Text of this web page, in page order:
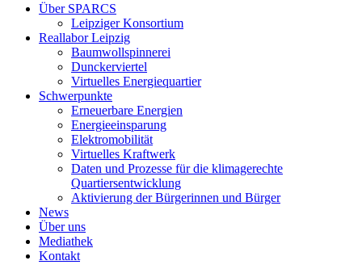
Über SPARCS
Leipziger Konsortium
Reallabor Leipzig
Baumwollspinnerei
Dunckerviertel
Virtuelles Energiequartier
Schwerpunkte
Erneuerbare Energien
Energieeinsparung
Elektromobilität
Virtuelles Kraftwerk
Daten und Prozesse für die klimagerechte
Quartiersentwicklung
Aktivierung der Bürgerinnen und Bürger
News
Über uns
Mediathek
Kontakt